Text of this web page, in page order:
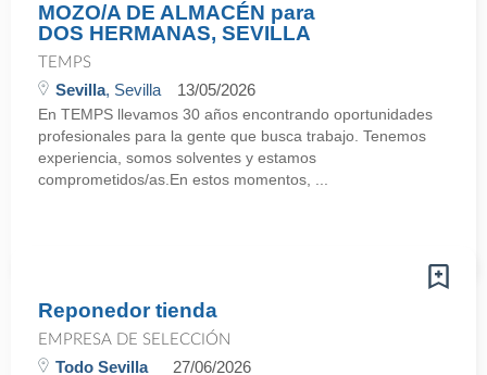
MOZO/A DE ALMACÉN para
DOS HERMANAS, SEVILLA
TEMPS
Sevilla, Sevilla 13/05/2026
En TEMPS llevamos 30 años encontrando oportunidades
profesionales para la gente que busca trabajo. Tenemos
experiencia, somos solventes y estamos
comprometidos/as.En estos momentos, ...
Reponedor tienda
EMPRESA DE SELECCIÓN
Todo Sevilla 27/06/2026